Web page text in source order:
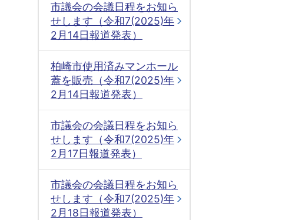
市議会の会議日程をお知ら
せします（令和7(2025)年
2月14日報道発表）
柏崎市使用済みマンホール
蓋を販売（令和7(2025)年
2月14日報道発表）
市議会の会議日程をお知ら
せします（令和7(2025)年
2月17日報道発表）
市議会の会議日程をお知ら
せします（令和7(2025)年
2月18日報道発表）